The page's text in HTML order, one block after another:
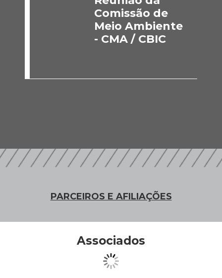
Comissão de
Meio Ambiente
- CMA / CBIC
PARCEIROS E AFILIAÇÕES
Associados